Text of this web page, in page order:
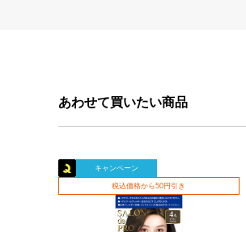
あわせて買いたい商品
キャンペーン
税込価格から50円引き